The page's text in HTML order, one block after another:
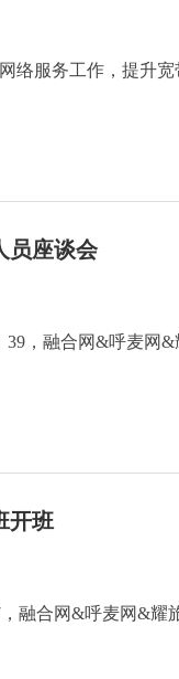
络服务工作，提升
员座谈会
39，融合网&呼麦
开班
，融合网&呼麦网&